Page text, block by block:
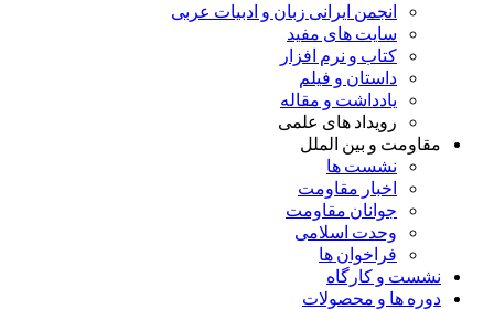
انجمن ایرانی زبان و ادبیات عربی
سایت های مفید
کتاب و نرم افزار
داستان و فیلم
یادداشت و مقاله
رویداد های علمی
مقاومت و بین الملل
نشست ها
اخبار مقاومت
جوانان مقاومت
وحدت اسلامی
فراخوان ها
نشست و کارگاه
دوره ها و محصولات